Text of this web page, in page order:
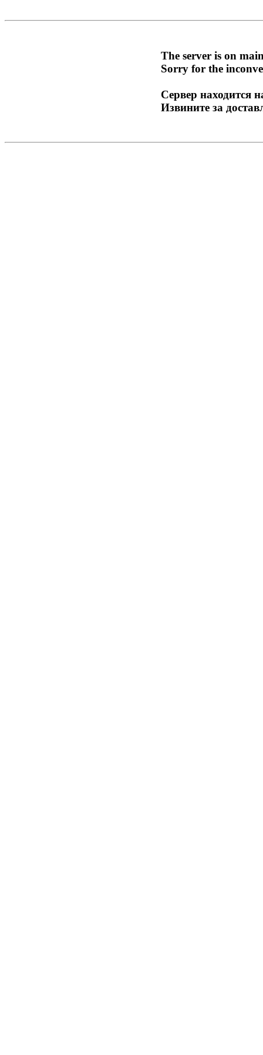
The server is on
Sorry for the
Сервер находится
Извините за